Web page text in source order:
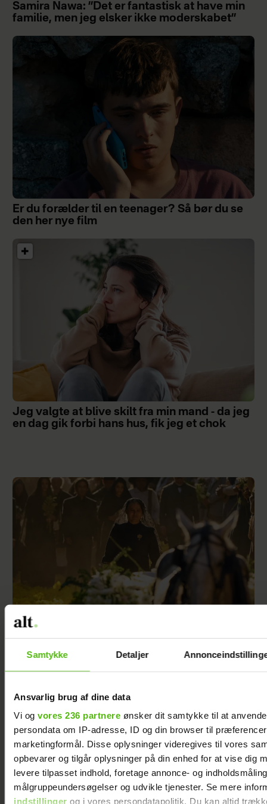
Samtykke Detaljer
Ansvarlig brug af dine data
Vi og vores 236 partnere ønsker dit samtykke til at
persondata om IP-adresse, ID og din browser til
marketingformål. Disse oplysninger videregives til vores
opbevarer og tilgår oplysninger på din enhed for at vise dig
levere tilpasset indhold, foretage annonce- og
målgruppeundersøgelser og udvikle tjenester. Se mere
indstillinger og i vores persondatapolitik. Du kan altid
Samira Nawa: ”Det er fantastisk at have min
familie, men jeg elsker ikke moderskabet”
Er du forælder til en teenager? Så bør du se
den her nye film
Jeg valgte at blive skilt fra min mand - da jeg
en dag gik forbi hans hus, fik jeg et chok
Vi var skeptiske før den 1. sæson, men blev
helt tryllebundet – nu kommer sæson 2